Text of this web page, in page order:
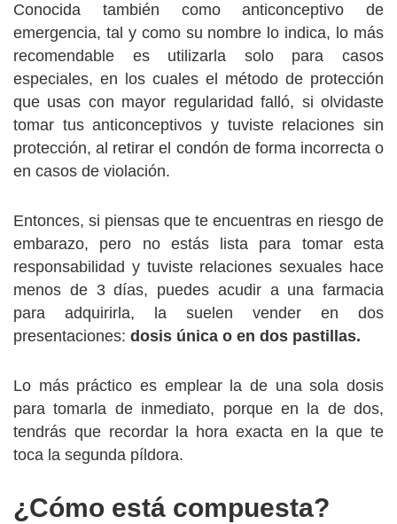
Conocida también como anticonceptivo de
emergencia, tal y como su nombre lo indica, lo más
recomendable es utilizarla solo para casos
especiales, en los cuales el método de protección
que usas con mayor regularidad falló, si olvidaste
tomar tus anticonceptivos y tuviste relaciones sin
protección, al retirar el condón de forma incorrecta o
en casos de violación.
Entonces, si piensas que te encuentras en riesgo de
embarazo, pero no estás lista para tomar esta
responsabilidad y tuviste relaciones sexuales hace
menos de 3 días, puedes acudir a una farmacia
para adquirirla, la suelen vender en dos
presentaciones: dosis única o en dos pastillas.
Lo más práctico es emplear la de una sola dosis
para tomarla de inmediato, porque en la de dos,
tendrás que recordar la hora exacta en la que te
toca la segunda píldora.
¿Cómo está compuesta?